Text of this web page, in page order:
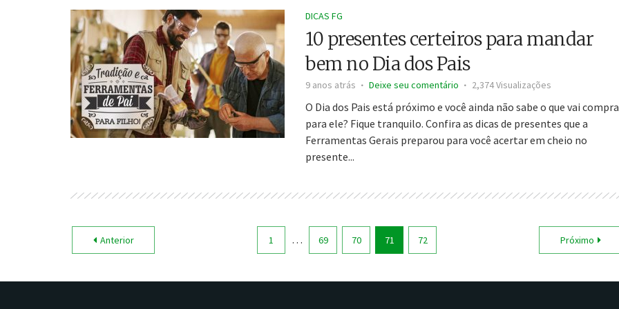
DICAS FG
10 presentes certeiros para mandar
bem no Dia dos Pais
9 anos atrás Deixe seu comentário 2,374 Visualizações
O Dia dos Pais está próximo e você ainda não sabe o que vai
para ele? Fique tranquilo. Confira as dicas de presentes que a
Ferramentas Gerais preparou para você acertar em cheio no
presente...
Anterior 1 … 69 70 71 72 Próximo